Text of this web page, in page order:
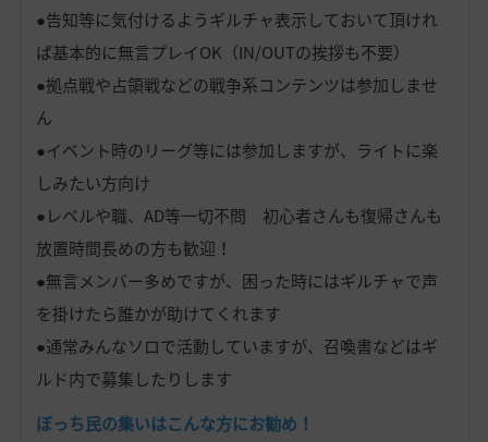
●告知等に気付けるようギルチャ表示しておいて頂けれ
ば基本的に無言プレイOK（IN/OUTの挨拶も不要）
●拠点戦や占領戦などの戦争系コンテンツは参加しませ
ん
●イベント時のリーグ等には参加しますが、ライトに楽
しみたい方向け
●レベルや職、AD等一切不問 初心者さんも復帰さんも
放置時間長めの方も歓迎！
●無言メンバー多めですが、困った時にはギルチャで声
を掛けたら誰かが助けてくれます
●通常みんなソロで活動していますが、召喚書などはギ
ルド内で募集したりします
ぼっち民の集いはこんな方にお勧め！